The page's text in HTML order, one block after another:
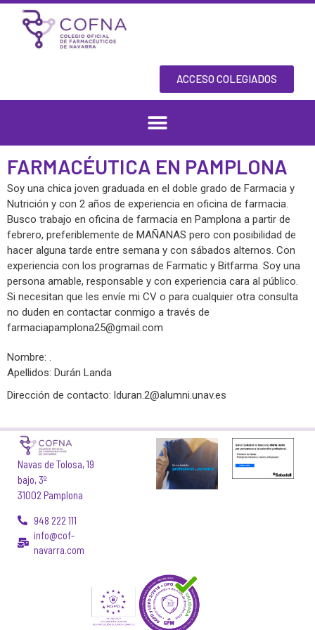
Ir
contenido
ACCESO COLEGIADOS
FARMACÉUTICA EN PAMPLONA
Soy una chica joven graduada en el doble grado de Farmacia y
Nutrición y con 2 años de experiencia en oficina de farmacia.
Busco trabajo en oficina de farmacia en Pamplona a partir de
febrero, preferiblemente de MAÑANAS pero con posibilidad de
hacer alguna tarde entre semana y con sábados alternos. Con
experiencia con los programas de Farmatic y Bitfarma. Soy una
persona amable, responsable y con experiencia cara al público.
Si necesitan que les envíe mi CV o para cualquier otra consulta
no duden en contactar conmigo a través de
farmaciapamplona25@gmail.com
Nombre: .
Apellidos: Durán Landa
Dirección de contacto: lduran.2@alumni.unav.es
Navas de Tolosa, 19
bajo, 3º
31002 Pamplona
948 222 111
info@cof-
navarra.com